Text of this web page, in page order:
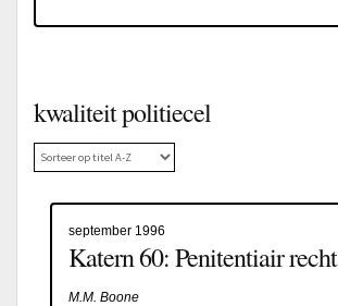
kwaliteit politiecel
september 1996
Katern 60: Penitentiair recht
M.M. Boone